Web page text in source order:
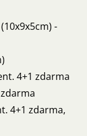
-
4+1 zdarma
4+1 zdarma,